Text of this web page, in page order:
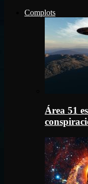
Complots
Área 51